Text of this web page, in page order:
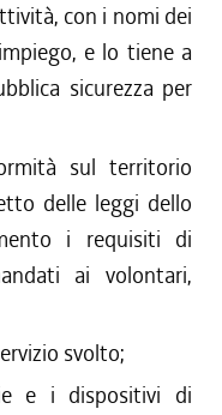
con i nomi dei
e lo tiene a
sicurezza per
sul territorio
delle leggi dello
i requisiti di
ai volontari,
svolto;
e i dispositivi di